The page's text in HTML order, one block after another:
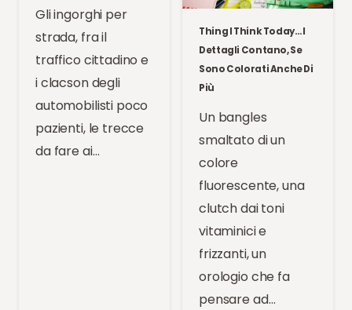
Gli ingorghi per
strada, fra il
traffico cittadino e
i clacson degli
automobilisti poco
pazienti, le trecce
da fare ai…
Thing I Think Today… I
Dettagli Contano, Se
Sono Colorati Anche Di
Più
Un bangles
smaltato di un
colore
fluorescente, una
clutch dai toni
vitaminici e
frizzanti, un
orologio che fa
pensare ad…